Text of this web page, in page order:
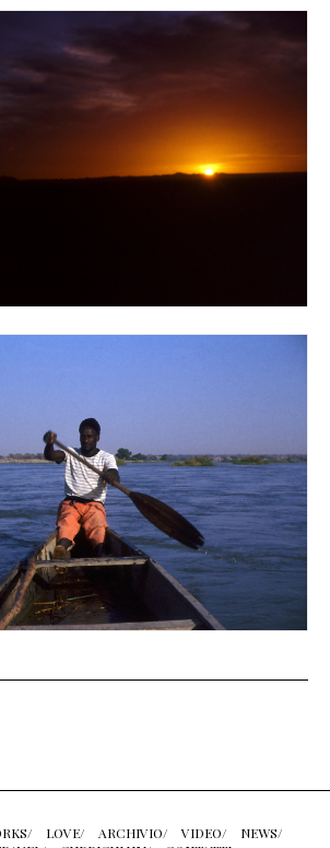
LOVE/ ARCHIVIO/ VIDEO/
NEWS/